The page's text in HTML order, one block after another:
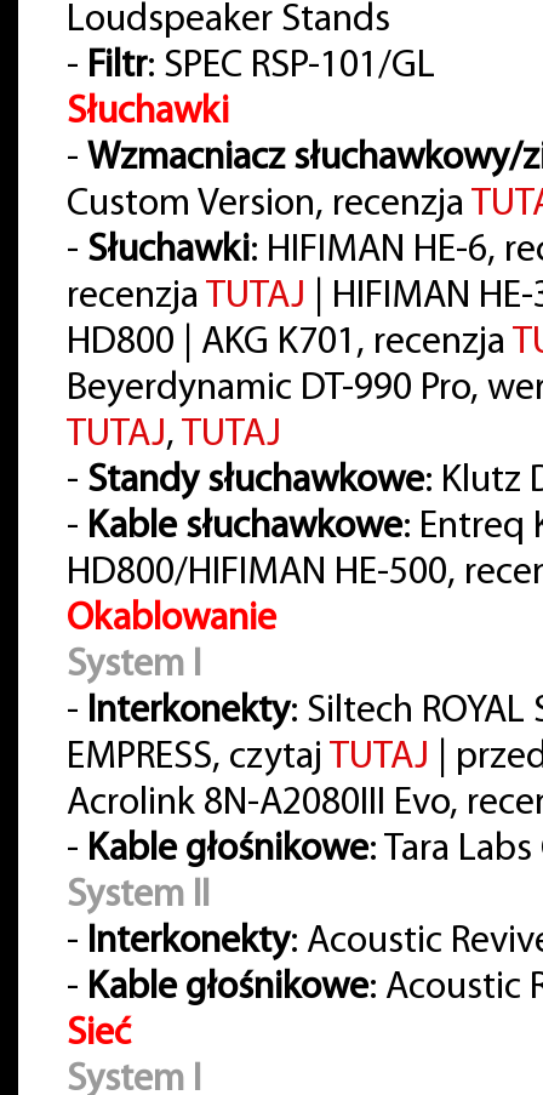
Loudspeaker Stands
- Filtr: SPEC RSP-101/GL
Słuchawki
- Wzmacniacz słuchawkowy/
Custom Version, recenzja
- Słuchawki: HIFIMAN HE-6,
recenzja TUTAJ | HIFIMAN
HD800 | AKG K701, recenzja
Beyerdynamic DT-990 Pro,
TUTAJ, TUTAJ
- Standy słuchawkowe: Klutz
- Kable słuchawkowe: Entreq
HD800/HIFIMAN HE-500,
Okablowanie
System I
- Interkonekty: Siltech ROYAL
EMPRESS, czytaj TUTAJ |
Acrolink 8N-A2080III Evo,
- Kable głośnikowe: Tara
System II
- Interkonekty: Acoustic
- Kable głośnikowe: Acoustic
Sieć
System I